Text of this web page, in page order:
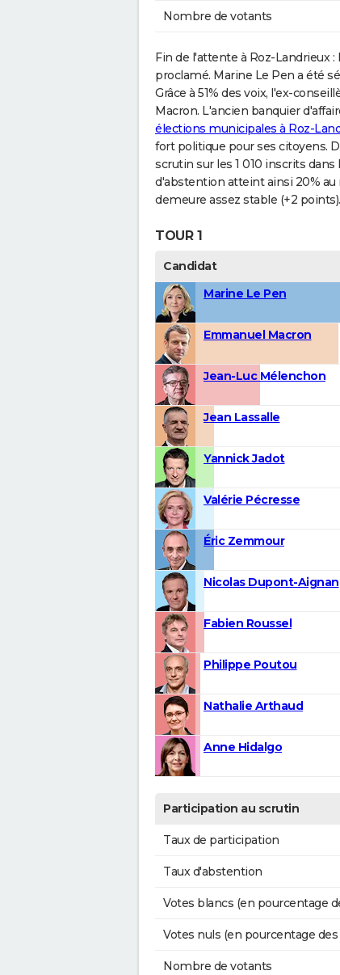
Nombre de votants
Fin de l'attente à Roz-Landrieux :
proclamé. Marine Le Pen a été
Grâce à 51% des voix, l'ex-
Macron. L'ancien banquier
élections municipales à Roz-
fort politique pour ses citoyens.
scrutin sur les 1 010 inscrits
d'abstention atteint ainsi 20% au
demeure assez stable (+2 points).
TOUR 1
Candidat
Marine Le Pen
Emmanuel Macron
Jean-Luc Mélenchon
Jean Lassalle
Yannick Jadot
Valérie Pécresse
Éric Zemmour
Nicolas Dupont-Aignan
Fabien Roussel
Philippe Poutou
Nathalie Arthaud
Anne Hidalgo
Participation au scrutin
Taux de participation
Taux d'abstention
Votes blancs (en pourcentage
Votes nuls (en pourcentage
Nombre de votants